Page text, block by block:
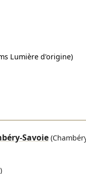
Lumière d'origine)
Savoie